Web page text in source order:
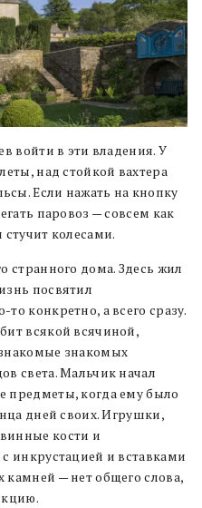
войти в эти владения. У
над стойкой вахтера
Если нажать на кнопку
паровоз — совсем как
колесами.
странного дома. Здесь жил
посвятил
конкретно, а всего сразу.
всякой всячиной,
знакомых
света. Мальчик начал
предметы, когда ему было
дней своих. Игрушки,
кости и
инкрустацией и вставками
— нет общего слова,